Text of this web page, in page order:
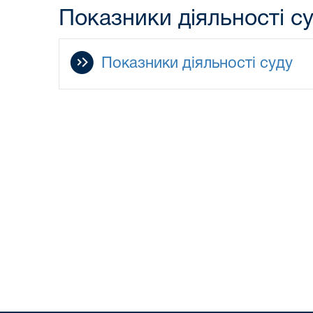
Показники діяльності
Показники діяльності суду